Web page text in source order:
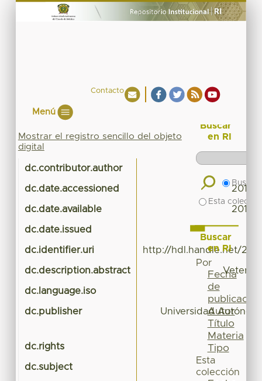
Contacto
Menú
Mostrar el registro sencillo del objeto
digital
dc.contributor.author
dc.date.accessioned 2014-
dc.date.available 2014-
dc.date.issued
dc.identifier.uri http://hdl.handle.net/
dc.description.abstract
dc.language.iso
dc.publisher Universidad
dc.rights
dc.subject
Buscar
en RI
Buscar
Esta
Buscar
en RI
Por
Fecha
de
publicación
Autor
Título
Materia
Tipo
Esta
colección